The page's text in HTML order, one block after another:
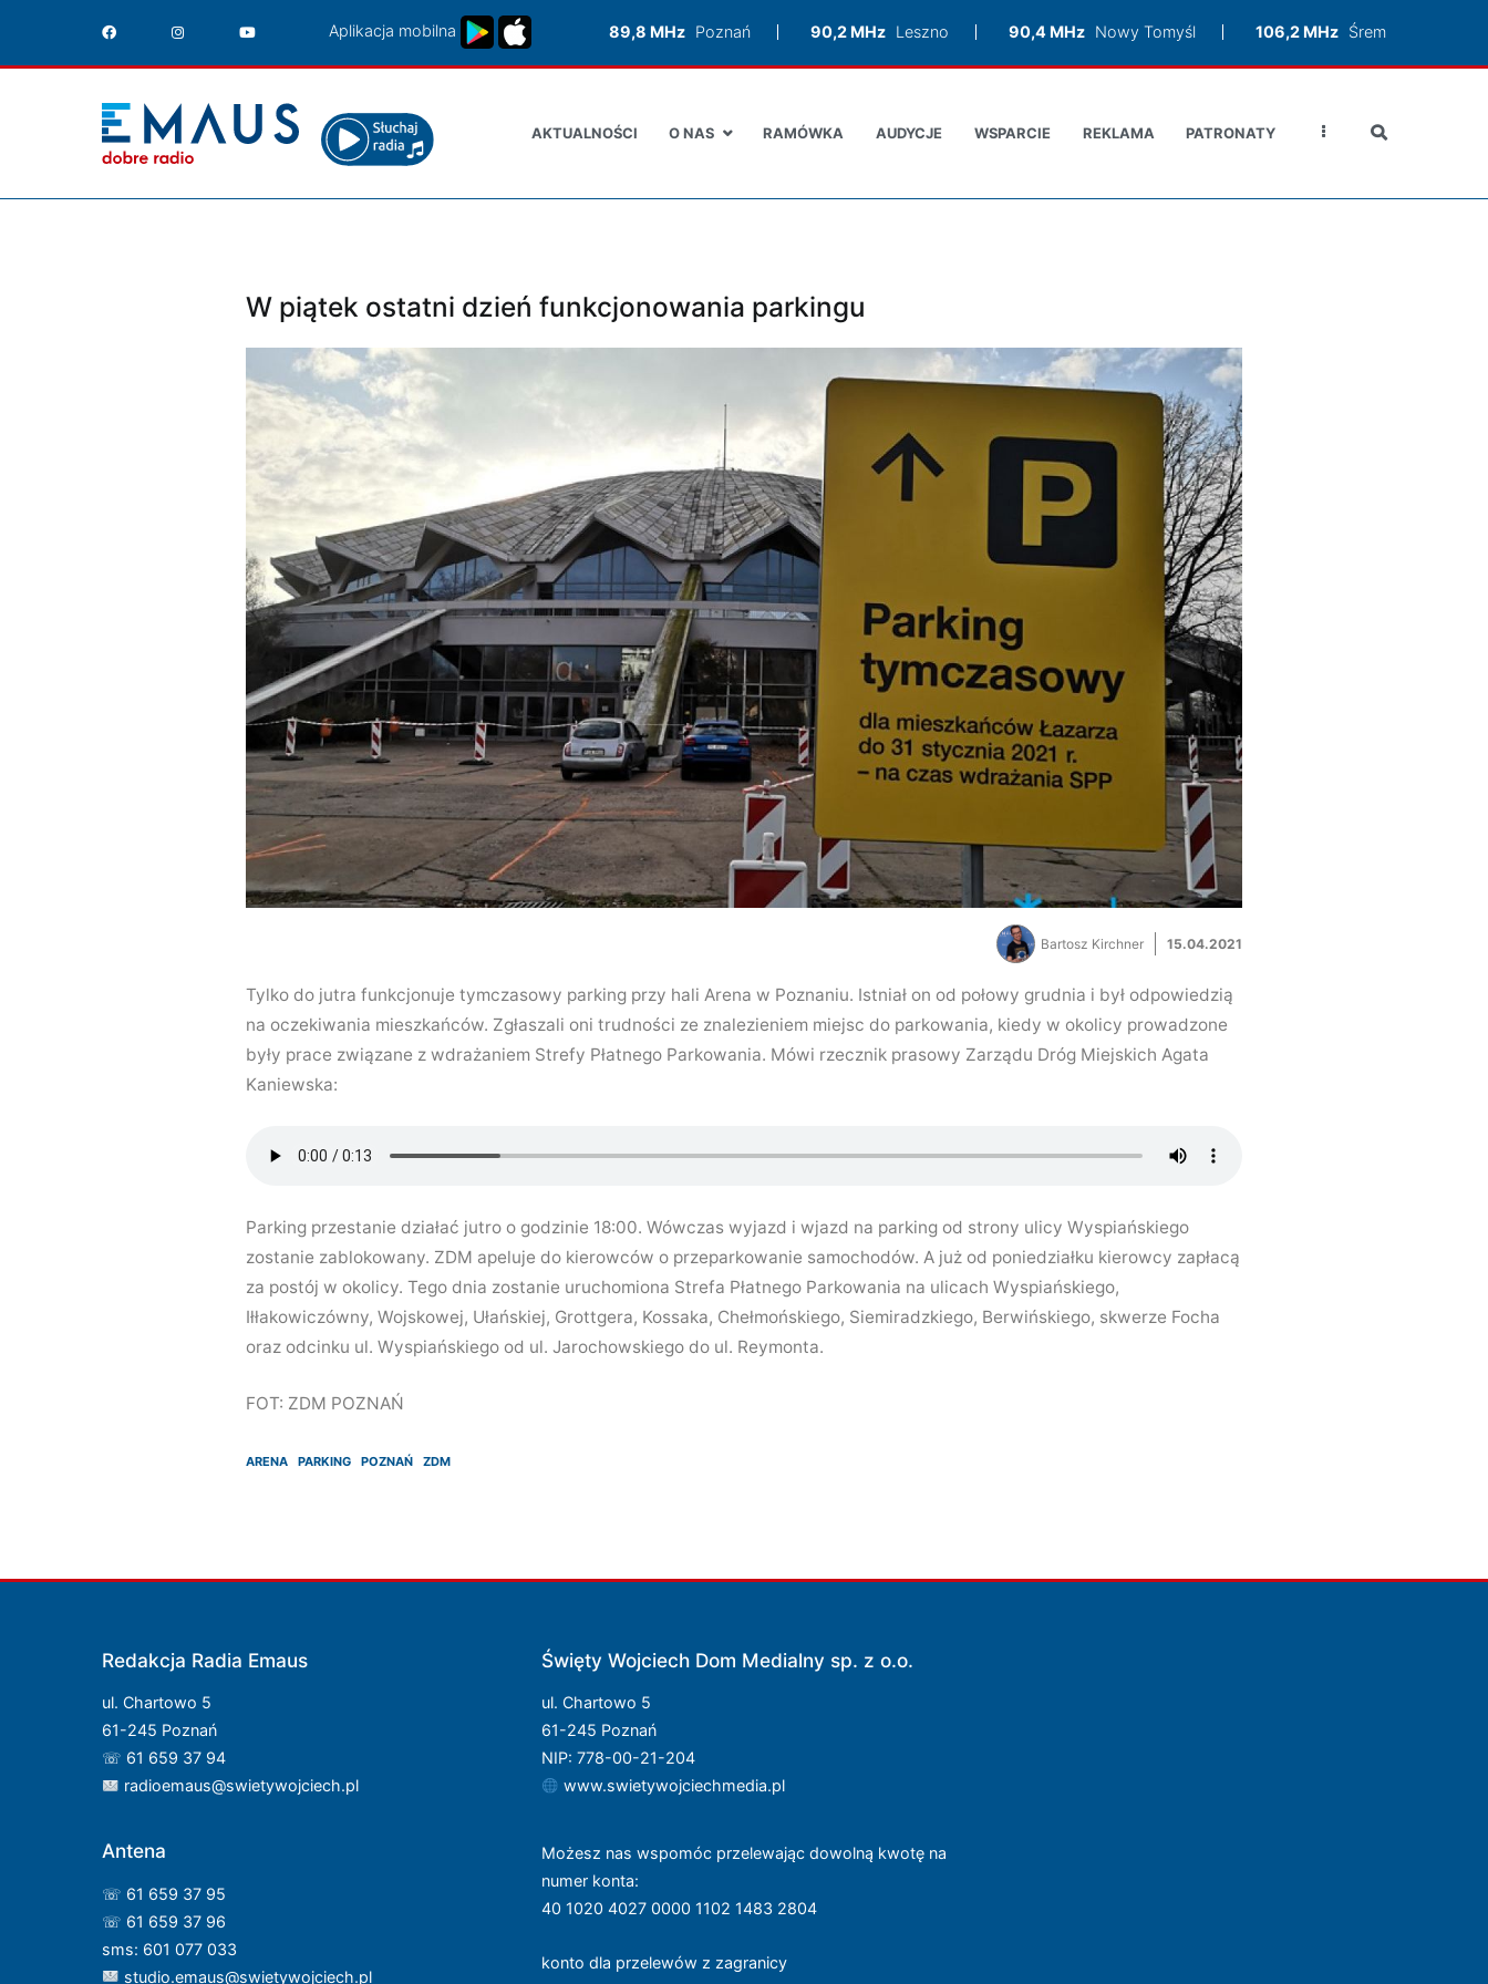
treści
89,8 MHz Poznań 90,2 MHz Leszno 90,4 MHz Nowy Tomyśl 106,2 MHz Śrem
Aplikacja mobilna
AKTUALNOŚCI O NAS RAMÓWKA AUDYCJE WSPARCIE REKLAMA PATRONATY
W piątek ostatni dzień funkcjonowania parkingu
Bartosz Kirchner 15.04.2021
Tylko do jutra funkcjonuje tymczasowy parking przy hali Arena w Poznaniu. Istniał on od połowy grudnia i był odpowiedzią
na oczekiwania mieszkańców. Zgłaszali oni trudności ze znalezieniem miejsc do parkowania, kiedy w okolicy prowadzone
były prace związane z wdrażaniem Strefy Płatnego Parkowania. Mówi rzecznik prasowy Zarządu Dróg Miejskich Agata
Kaniewska:
Parking przestanie działać jutro o godzinie 18:00. Wówczas wyjazd i wjazd na parking od strony ulicy Wyspiańskiego
zostanie zablokowany. ZDM apeluje do kierowców o przeparkowanie samochodów. A już od poniedziałku kierowcy zapłacą
za postój w okolicy. Tego dnia zostanie uruchomiona Strefa Płatnego Parkowania na ulicach Wyspiańskiego,
Iłłakowiczówny, Wojskowej, Ułańskiej, Grottgera, Kossaka, Chełmońskiego, Siemiradzkiego, Berwińskiego, skwerze Focha
oraz odcinku ul. Wyspiańskiego od ul. Jarochowskiego do ul. Reymonta.
FOT: ZDM POZNAŃ
ARENA PARKING POZNAŃ ZDM
Redakcja Radia Emaus
ul. Chartowo 5
61-245 Poznań
☏ 61 659 37 94
radioemaus@swietywojciech.pl
Antena
☏ 61 659 37 95
☏ 61 659 37 96
sms: 601 077 033
studio.emaus@swietywojciech.pl
Święty Wojciech Dom Medialny sp. z o.o.
ul. Chartowo 5
61-245 Poznań
NIP: 778-00-21-204
www.swietywojciechmedia.pl
Możesz nas wspomóc przelewając dowolną kwotę na
numer konta:
40 1020 4027 0000 1102 1483 2804
konto dla przelewów z zagranicy